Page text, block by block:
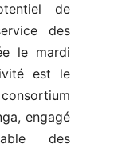
de
des
le mardi
est le
engagé
des